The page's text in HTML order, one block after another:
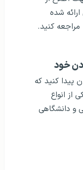
شده
مراجعه کنید.
خود
پیدا کنید که
از انواع
و دانشگاهی